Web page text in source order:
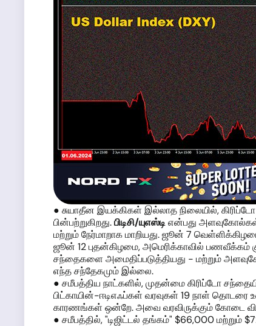
● சுயாதீன இயக்கிகள் இல்லாத நிலையில்,
பின்பற்றுகிறது.பிடிசி/யுஎஸ்டிஎன்பது அளவுகோல்கள்
மற்றும் நேர்மாறாக மாறியது. ஜூன் 7
ஜூன் 12 புதன்கிழமை, அமெரிக்காவில் பணவீக்கம்
சந்தைகளை அமைதிப்படுத்தியது - மற்றும்
எந்த சந்தேகமும் இல்லை.
● சமீபத்திய நாட்களில், முதன்மை கிரிப்டோ
பிட்காயின்-ஈடிஎஃப்கள் வரவுகள் 19 நாள்
காரணங்கள் ஒன்றே. அவை வரவிருக்கும் கோடை
● சமீபத்தில், "டிஜிட்டல் தங்கம்" $66,000 மற்றும்